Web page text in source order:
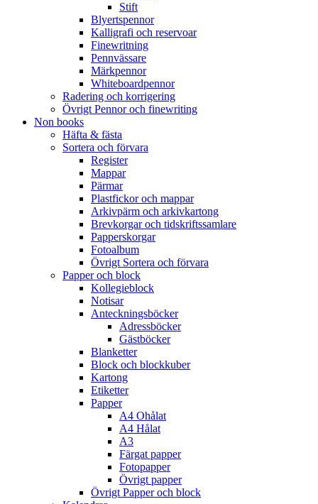
Stift
Blyertspennor
Kalligrafi och reservoar
Finewritning
Pennvässare
Märkpennor
Whiteboardpennor
Radering och korrigering
Övrigt Pennor och finewriting
Non books
Häfta & fästa
Sortera och förvara
Register
Mappar
Pärmar
Plastfickor och mappar
Arkivpärm och arkivkartong
Brevkorgar och tidskriftssamlare
Papperskorgar
Fotoalbum
Övrigt Sortera och förvara
Papper och block
Kollegieblock
Notisar
Anteckningsböcker
Adressböcker
Gästböcker
Blanketter
Block och blockkuber
Kartong
Etiketter
Papper
A4 Ohålat
A4 Hålat
A3
Färgat papper
Fotopapper
Övrigt papper
Övrigt Papper och block